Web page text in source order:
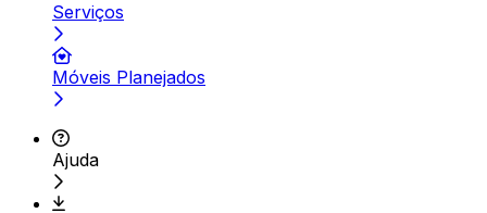
Serviços
Móveis Planejados
Ajuda